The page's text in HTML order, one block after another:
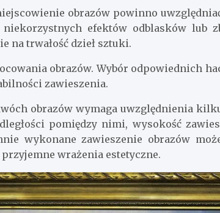
obrazów powinno
efektów odblasków lub
na trwałość dzieł sztuki.
obrazów. Wybór odpowiednich
zawieszenia.
obrazów wymaga uwzględnienia
pomiędzy nimi, wysokość
wykonane zawieszenie obrazów
wrażenia estetyczne.